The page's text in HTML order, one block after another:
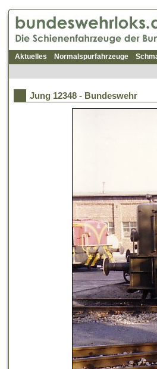
Aktuelles Normalspurfahrzeuge
Jung 12348 - Bundeswehr